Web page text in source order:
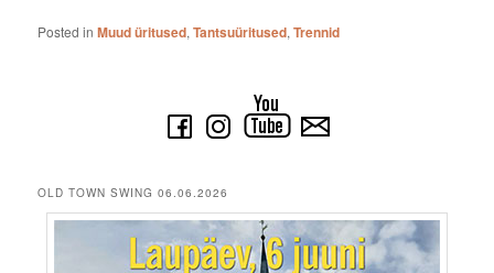
Posted in Muud üritused,Tantsuüritused,Trennid
OLD TOWN SWING 06.06.2026